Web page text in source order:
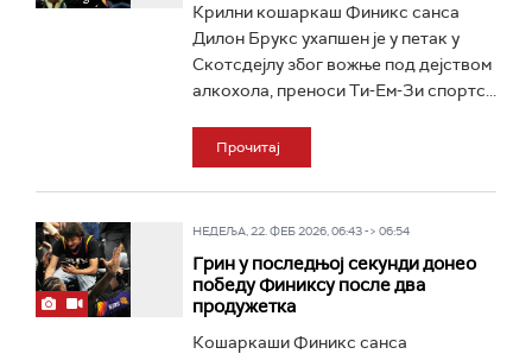
Крилни кошаркаш Финикс санса
Дилон Брукс ухапшен је у петак у
Скотсдејлу због вожње под дејством
алкохола, преноси Ти-Ем-Зи спортс...
Прочитај
НЕДЕЉА, 22. ФЕБ 2026, 06:43 -> 06:54
Грин у последњој секунди донео
победу Финиксу после два
продужетка
Кошаркаши Финикс санса